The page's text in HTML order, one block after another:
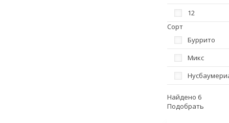
12
Сорт
Буррито
Микс
Найдено 6
Подобрать